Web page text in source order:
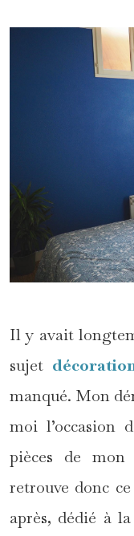
Il y avait
sujet
manqué. Mon
moi l’occasion
pièces de mon
retrouve donc
après, dédié à la